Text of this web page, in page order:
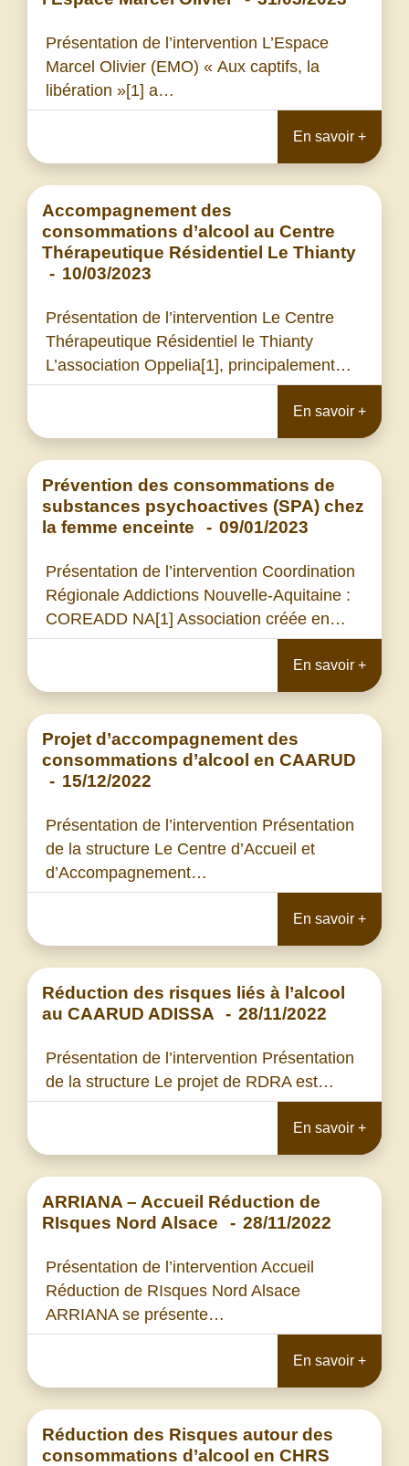
Présentation de l’intervention L’Espace
Marcel Olivier (EMO) « Aux captifs, la
libération »[1] a…
En savoir +
Accompagnement des
consommations d’alcool au Centre
Thérapeutique Résidentiel Le Thianty
- 10/03/2023
Présentation de l’intervention Le Centre
Thérapeutique Résidentiel le Thianty
L’association Oppelia[1], principalement…
En savoir +
Prévention des consommations de
substances psychoactives (SPA) chez
la femme enceinte
- 09/01/2023
Présentation de l’intervention Coordination
Régionale Addictions Nouvelle-Aquitaine :
COREADD NA[1] Association créée en…
En savoir +
Projet d’accompagnement des
consommations d’alcool en CAARUD
- 15/12/2022
Présentation de l’intervention Présentation
de la structure Le Centre d’Accueil et
d’Accompagnement…
En savoir +
Réduction des risques liés à l’alcool
au CAARUD ADISSA
- 28/11/2022
Présentation de l’intervention Présentation
de la structure Le projet de RDRA est…
En savoir +
ARRIANA – Accueil Réduction de
RIsques Nord Alsace
- 28/11/2022
Présentation de l’intervention Accueil
Réduction de RIsques Nord Alsace
ARRIANA se présente…
En savoir +
Réduction des Risques autour des
consommations d’alcool en CHRS